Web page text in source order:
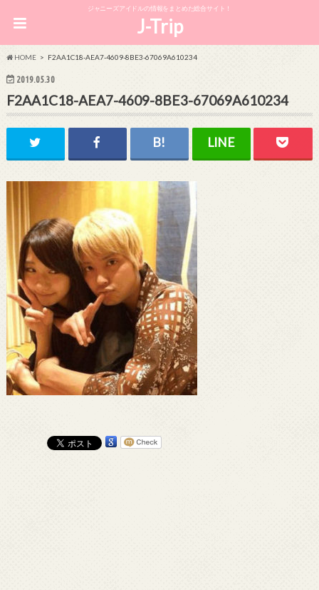
ジャニーズアイドルの情報をまとめた総合サイト！
J-Trip
HOME F2AA1C18-AEA7-4609-8BE3-67069A610234
2019.05.30
F2AA1C18-AEA7-4609-8BE3-67069A610234